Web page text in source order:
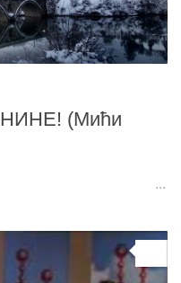
(Мићи
...